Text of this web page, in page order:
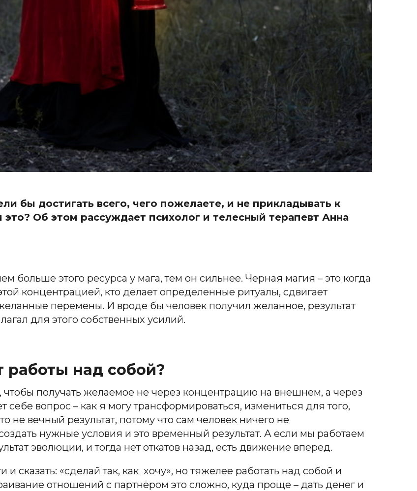
бы достигать всего, чего пожелаете, и не прикладывать к
Об этом рассуждает психолог и телесный терапевт Анна
больше этого ресурса у мага, тем он сильнее. Черная магия – это когда
концентрацией, кто делает определенные ритуалы, сдвигает
перемены. И вроде бы человек получил желанное, результат
для этого собственных усилий.
работы над собой?
чтобы получать желаемое не через концентрацию на внешнем, а через
вопрос – как я могу трансформироваться, измениться для того,
не вечный результат, потому что сам человек ничего не
нужные условия и это временный результат. А если мы работаем
эволюции, и тогда нет откатов назад, есть движение вперед.
сказать: «сделай так, как хочу», но тяжелее работать над собой и
отношений с партнёром это сложно, куда проще – дать денег и